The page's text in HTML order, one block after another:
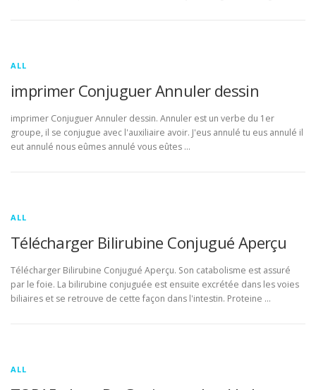
ALL
imprimer Conjuguer Annuler dessin
imprimer Conjuguer Annuler dessin. Annuler est un verbe du 1er
groupe, il se conjugue avec l'auxiliaire avoir. J'eus annulé tu eus annulé il
eut annulé nous eûmes annulé vous eûtes …
ALL
Télécharger Bilirubine Conjugué Aperçu
Télécharger Bilirubine Conjugué Aperçu. Son catabolisme est assuré
par le foie. La bilirubine conjuguée est ensuite excrétée dans les voies
biliaires et se retrouve de cette façon dans l'intestin. Proteine …
ALL